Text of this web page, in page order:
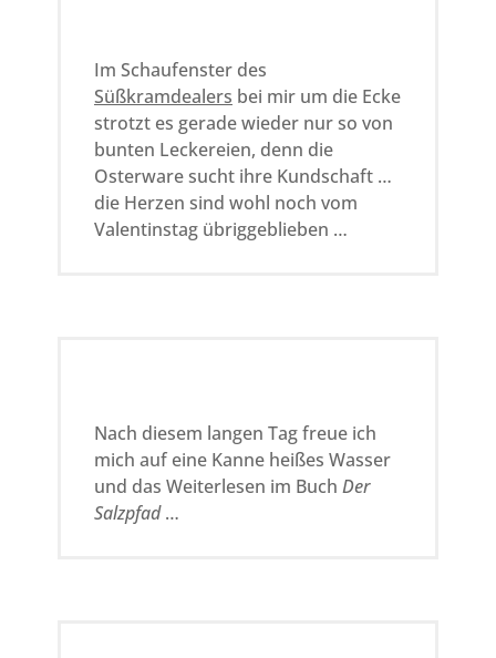
Im Schaufenster des
Süßkramdealers bei mir um die Ecke
strotzt es gerade wieder nur so von
bunten Leckereien, denn die
Osterware sucht ihre Kundschaft …
die Herzen sind wohl noch vom
Valentinstag übriggeblieben …
Nach diesem langen Tag freue ich
mich auf eine Kanne heißes Wasser
und das Weiterlesen im Buch Der
Salzpfad…